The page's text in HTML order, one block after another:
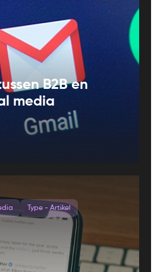
B2B en
media
Type - Artikel